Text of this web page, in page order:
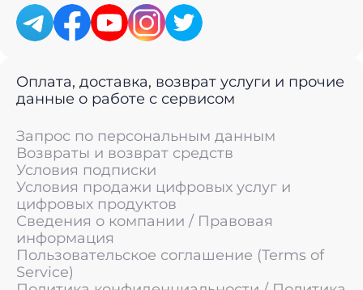
Оплата, доставка, возврат услуги и прочие
данные о работе с сервисом
Запрос по персональным данным
Возвраты и возврат средств
Условия подписки
Условия продажи цифровых услуг и
цифровых продуктов
Сведения о компании / Правовая
информация
Пользовательское соглашение (Terms of
Service)